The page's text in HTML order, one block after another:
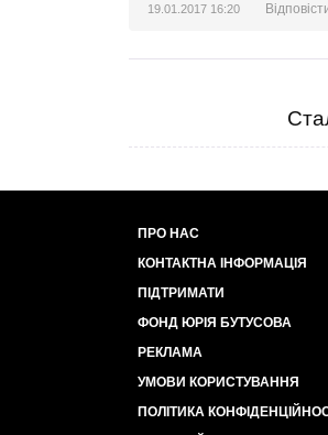
19.01.2017 16:20
ПРО НАС
КОНТАКТНА ІНФОРМАЦІЯ
ПІДТРИМАТИ
ФОНД ЮРІЯ БУТУСОВА
РЕКЛАМА
УМОВИ КОРИСТУВАННЯ
ПОЛІТИКА